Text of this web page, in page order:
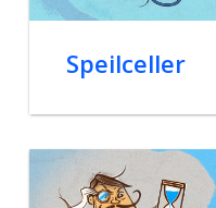
Speilceller